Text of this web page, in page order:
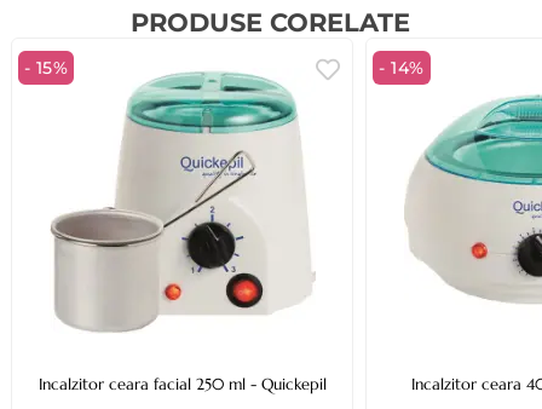
PRODUSE CORELATE
- 15%
Incalzitor ceara facial 250 ml - Quickepil
- 14%
Incalzitor ceara